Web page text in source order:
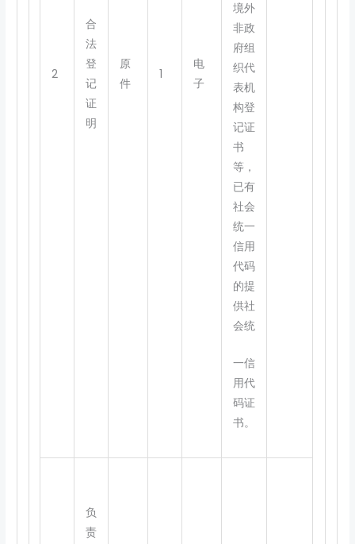
2
合
法
登
记
证
明
原
件
1
电
子
境外
非政
府组
织代
表机
构登
记证
书
等，
已有
社会
统一
信用
代码
的提
供社
会统
一信
用代
码证
书。
负
责